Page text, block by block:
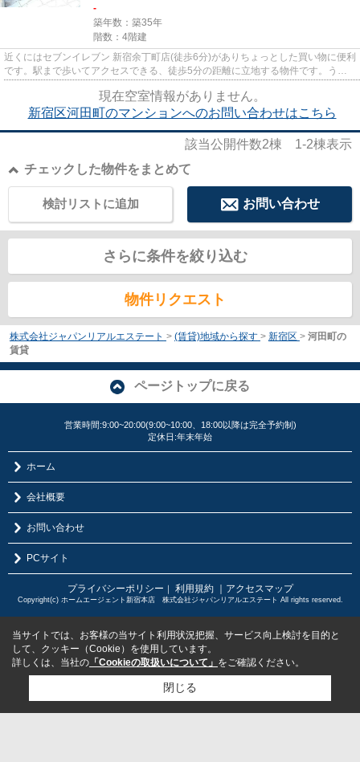
-
築年数：築35年
階数：4階建
近くにはセブンイレブン 新宿余丁町店(徒歩6分)がありちょっとした買い物に便利
です。駅まで歩いてアクセスできる、徒歩5分の距離に立地する物件です。うっ
現在空室情報がありません。
新宿区河田町のマンションへのお問い合わせはこちら
該当公開件数2棟 1-2棟表示
チェックした物件をまとめて
お問い合わせ
検討リストに追加
さらに条件を絞り込む
物件リクエスト
株式会社ジャパンリアルエステート > (賃貸)地域から探す > 新宿区 > 河田町の
賃貸
ページトップに戻る
営業時間:9:00~20:00(9:00~10:00、18:00以降は完全予約制)
定休日:年末年始
ホーム
会社概要
お問い合わせ
PCサイト
プライバシーポリシー ｜ 利用規約 ｜アクセスマップ
Copyright(c) ホームエージェント新宿本店 株式会社ジャパンリアルエステート All rights reserved.
当サイトでは、お客様の当サイト利用状況把握、サービス向上検討を目的と
して、クッキー（Cookie）を使用しています。
詳しくは、当社の 「Cookieの取扱いについて」 をご確認ください。
閉じる